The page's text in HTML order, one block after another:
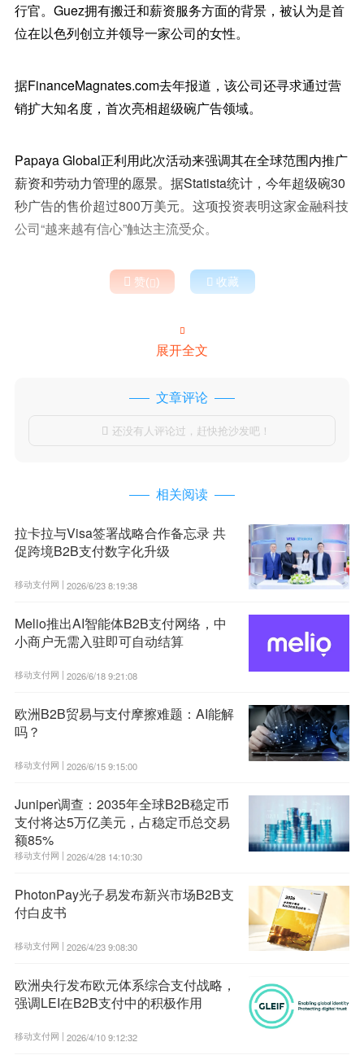
行官。Guez拥有搬迁和薪资服务方面的背景，被认为是首
位在以色列创立并领导一家公司的女性。
据FinanceMagnates.com去年报道，该公司还寻求通过营
销扩大知名度，首次亮相超级碗广告领域。
Papaya Global正利用此次活动来强调其在全球范围内推广
薪资和劳动力管理的愿景。据Statista统计，今年超级碗30
秒广告的售价超过800万美元。这项投资表明这家金融科技
公司“越来越有信心”触达主流受众。
 赞()  收藏

展开全文
文章评论
 还没有人评论过，赶快抢沙发吧！
相关阅读
拉卡拉与Visa签署战略合作备忘录 共
促跨境B2B支付数字化升级
移动支付网 | 2026/6/23 8:19:38
Melio推出AI智能体B2B支付网络，中
小商户无需入驻即可自动结算
移动支付网 | 2026/6/18 9:21:08
欧洲B2B贸易与支付摩擦难题：AI能解
吗？
移动支付网 | 2026/6/15 9:15:00
Juniper调查：2035年全球B2B稳定币
支付将达5万亿美元，占稳定币总交易
额85%
移动支付网 | 2026/4/28 14:10:30
PhotonPay光子易发布新兴市场B2B支
付白皮书
移动支付网 | 2026/4/23 9:08:30
欧洲央行发布欧元体系综合支付战略，
强调LEI在B2B支付中的积极作用
移动支付网 | 2026/4/10 9:12:32